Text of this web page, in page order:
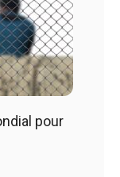
pour